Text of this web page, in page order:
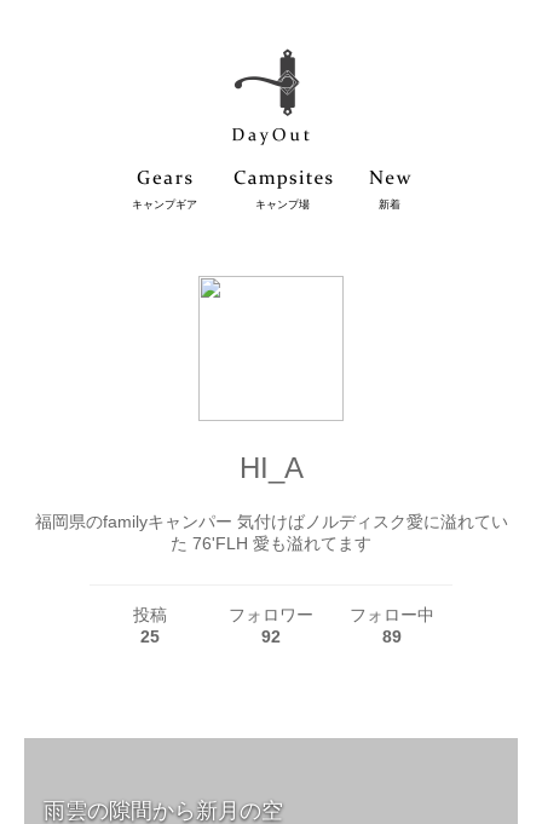
キャンプギア キャンプ場 新着
HI_A
福岡県のfamilyキャンパー 気付けばノルディスク愛に溢れてい
た 76'FLH 愛も溢れてます
投稿
25
フォロワー
92
フォロー中
89
雨雲の隙間から新月の空